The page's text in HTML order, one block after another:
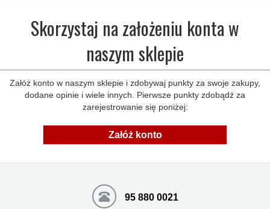
Skorzystaj na założeniu konta w
naszym sklepie
Załóż konto w naszym sklepie i zdobywaj punkty za swoje zakupy,
dodane opinie i wiele innych. Pierwsze punkty zdobądź za
zarejestrowanie się poniżej:
Załóż konto
95 880 0021